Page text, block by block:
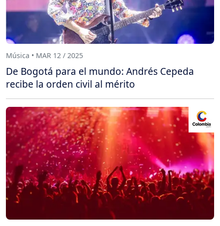
Música • MAR 12 / 2025
De Bogotá para el mundo: Andrés Cepeda
recibe la orden civil al mérito